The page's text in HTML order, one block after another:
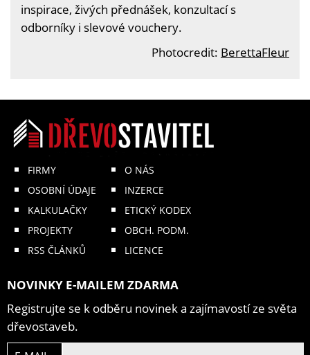
inspirace, živých přednášek, konzultací s
odborníky i slevové vouchery.
Photocredit: BerettaFleur
FIRMY
OSOBNÍ ÚDAJE
KALKULAČKY
PROJEKTY
RSS ČLÁNKŮ
O NÁS
INZERCE
ETICKÝ KODEX
OBCH. PODM.
LICENCE
NOVINKY E-MAILEM ZDARMA
Registrujte se k odběru novinek a zajímavostí ze světa
dřevostaveb.